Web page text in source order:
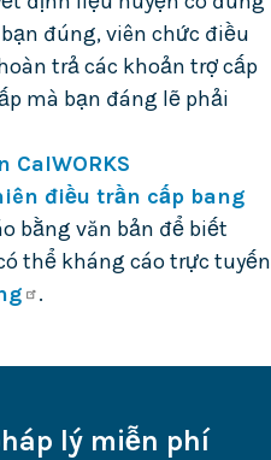
đúng, viên chức điều
trả các khoản trợ cấp
mà bạn đáng lẽ phải
điều trần cấp bang
bằng văn bản để biết
thể kháng cáo trực tuyến
.
lý miễn phí